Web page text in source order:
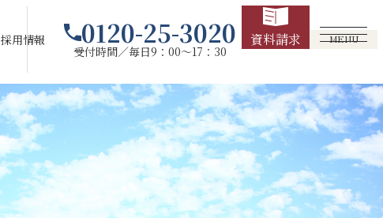
採用情報 0120-25-3020
受付時間／毎日9：00～17：30
資料請求 MENU